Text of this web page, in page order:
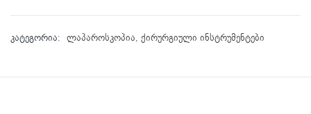
კატეგორია: ლაპაროსკოპია, ქირურგიული ინსტრუმენტები